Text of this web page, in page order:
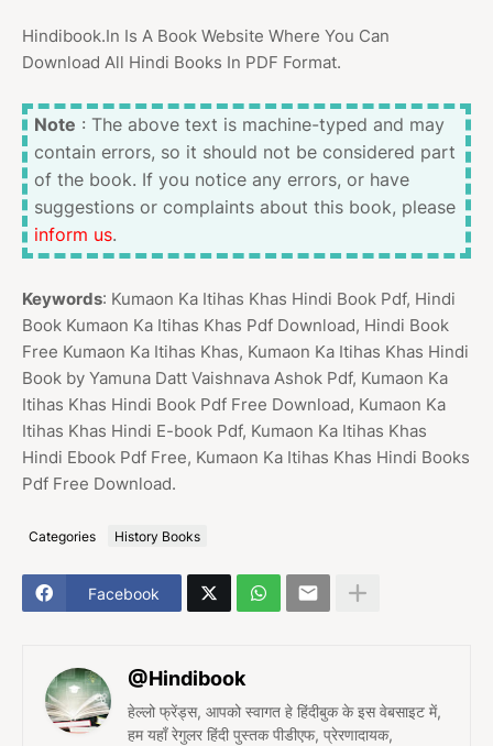
Hindibook.In Is A Book Website Where You Can
Download All Hindi Books In PDF Format.
Note : The above text is machine-typed and may
contain errors, so it should not be considered part
of the book. If you notice any errors, or have
suggestions or complaints about this book, please
inform us.
Keywords: Kumaon Ka Itihas Khas Hindi Book Pdf, Hindi
Book Kumaon Ka Itihas Khas Pdf Download, Hindi Book
Free Kumaon Ka Itihas Khas, Kumaon Ka Itihas Khas Hindi
Book by Yamuna Datt Vaishnava Ashok Pdf, Kumaon Ka
Itihas Khas Hindi Book Pdf Free Download, Kumaon Ka
Itihas Khas Hindi E-book Pdf, Kumaon Ka Itihas Khas
Hindi Ebook Pdf Free, Kumaon Ka Itihas Khas Hindi Books
Pdf Free Download.
Categories History Books
Facebook
@Hindibook
हेल्लो फ्रेंड्स, आपको स्वागत हे हिंदीबुक के इस वेबसाइट में,
हम यहाँ रेगुलर हिंदी पुस्तक पीडीएफ, प्रेरणादायक,